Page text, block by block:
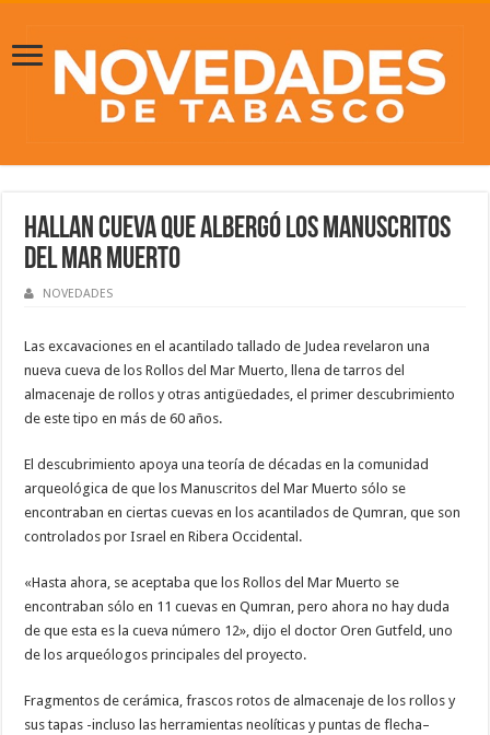
Hallan cueva que albergó los Manuscritos
del Mar Muerto
NOVEDADES
Las excavaciones en el acantilado tallado de Judea revelaron una
nueva cueva de los Rollos del Mar Muerto, llena de tarros del
almacenaje de rollos y otras antigüedades, el primer descubrimiento
de este tipo en más de 60 años.
El descubrimiento apoya una teoría de décadas en la comunidad
arqueológica de que los Manuscritos del Mar Muerto sólo se
encontraban en ciertas cuevas en los acantilados de Qumran, que son
controlados por Israel en Ribera Occidental.
«Hasta ahora, se aceptaba que los Rollos del Mar Muerto se
encontraban sólo en 11 cuevas en Qumran, pero ahora no hay duda
de que esta es la cueva número 12», dijo el doctor Oren Gutfeld, uno
de los arqueólogos principales del proyecto.
Fragmentos de cerámica, frascos rotos de almacenaje de los rollos y
sus tapas -incluso las herramientas neolíticas y puntas de flecha–